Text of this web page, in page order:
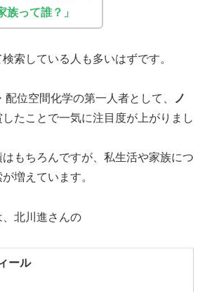
族って誰？」
索している人も多いはずです。
位空間化学の第一人者として、
ノ
したことで一気に注目度が上がりまし
もちろんですが、私生活や家族につ
増えています。
北川進さんの
ール